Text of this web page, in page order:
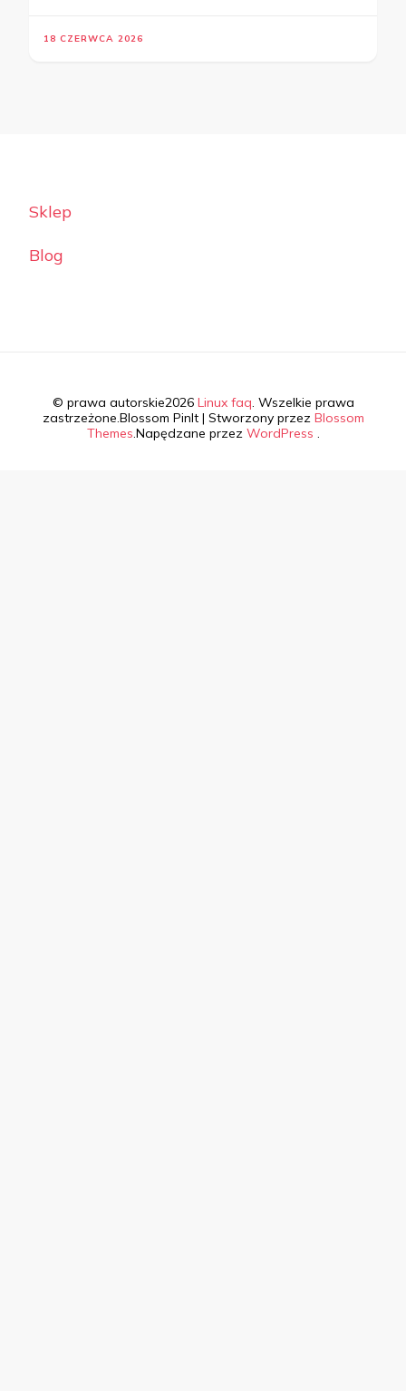
18 CZERWCA 2026
Sklep
Blog
© prawa autorskie2026 Linux faq. Wszelkie prawa
zastrzeżone.Blossom PinIt | Stworzony przez Blossom
Themes.Napędzane przez WordPress .